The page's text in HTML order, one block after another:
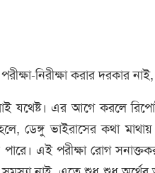
নিরীক্ষা করার দরকার
যথেষ্ট। এর আগে করলে
ডেঙ্গু ভাইরাসের কথা
এই পরীক্ষা রোগ